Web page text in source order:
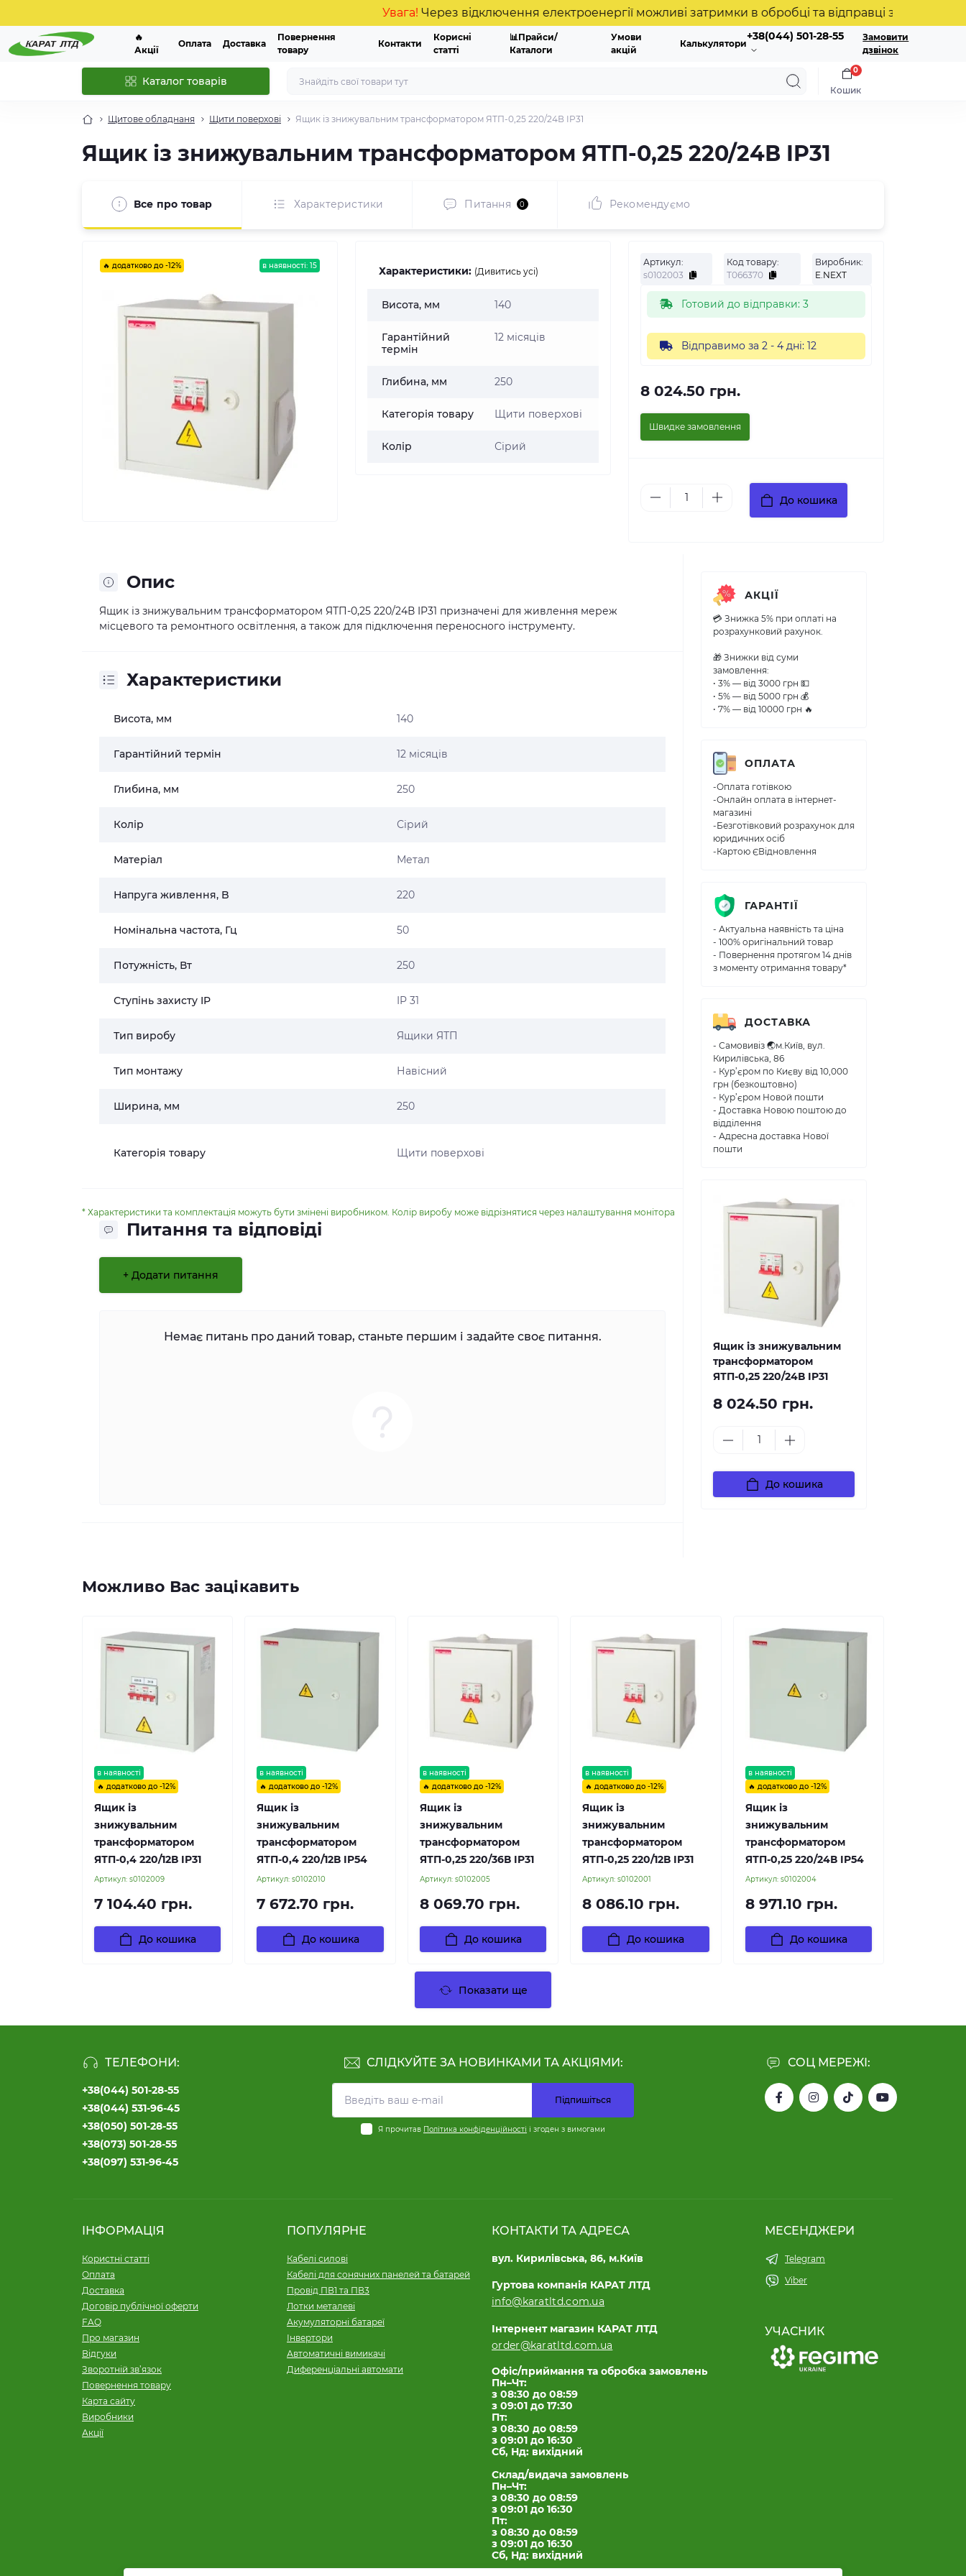
Увага!Через відключення електроенергії можливі затримки в обробці та відправці замовлень.
🔥
Акції
Оплата Доставка
Повернення
товару
Контакти
Корисні
статті
📊Прайси/
Каталоги
Умови
акцій
Калькулятори
+38(044) 501-28-55
Замовити
дзвінок
Каталог товарів
Кошик
0
Щитове обладнаня Щити поверхові Ящик із знижувальним трансформатором ЯТП-0,25 220/24В IP31
Ящик із знижувальним трансформатором ЯТП-0,25 220/24В IP31
Все про товар Характеристики Питання 0 Рекомендуємо
🔥 додатково до -12% в наявності: 15 Характеристики: (Дивитись усі)
Висота, мм 140
Гарантійний
термін
12 місяців
Глибина, мм 250
Категорія товару Щити поверхові
Колір Сірий
Артикул:
s0102003
Код товару:
Т066370
Виробник:
E.NEXT
Готовий до відправки: 3
Відправимо за 2 - 4 дні: 12
8 024.50 грн.
Швидке замовлення
До кошика
Опис
Ящик із знижувальним трансформатором ЯТП-0,25 220/24В IP31 призначені для живлення мереж
місцевого та ремонтного освітлення, а також для підключення переносного інструменту.
Характеристики
Висота, мм 140
Гарантійний термін 12 місяців
Глибина, мм 250
Колір Сірий
Матеріал Метал
Напруга живлення, B 220
Номінальна частота, Гц 50
Потужність, Вт 250
Ступінь захисту IP IP 31
Тип виробу Ящики ЯТП
Тип монтажу Навісний
Ширина, мм 250
Категорія товару Щити поверхові
* Характеристики та комплектація можуть бути змінені виробником. Колір виробу може відрізнятися через налаштування монітора
Питання та відповіді
+ Додати питання
Немає питань про даний товар, станьте першим і задайте своє питання.
АКЦІЇ
💳 Знижка 5% при оплаті на
розрахунковий рахунок.
🎁 Знижки від суми
замовлення:
• 3% — від 3000 грн 💵
• 5% — від 5000 грн 💰
• 7% — від 10000 грн 🔥
ОПЛАТА
-Оплата готівкою
-Онлайн оплата в інтернет-
магазині
-Безготівковий розрахунок для
юридичних осіб
-Картою ЄВідновлення
ГАРАНТІЇ
- Актуальна наявність та ціна
- 100% оригінальний товар
- Повернення протягом 14 днів
з моменту отримання товару*
ДОСТАВКА
- Самовивіз 🌏м.Київ, вул.
Кирилівська, 86
- Кур’єром по Києву від 10,000
грн (безкоштовно)
- Кур’єром Новой пошти
- Доставка Новою поштою до
відділення
- Адресна доставка Нової
пошти
Ящик із знижувальним
трансформатором
ЯТП-0,25 220/24В IP31
8 024.50 грн.
До кошика
Можливо Вас зацікавить
в наявності
🔥 додатково до -12%
Ящик із
знижувальним
трансформатором
ЯТП-0,4 220/12В IP31
Артикул: s0102009
7 104.40 грн.
До кошика
в наявності
🔥 додатково до -12%
Ящик із
знижувальним
трансформатором
ЯТП-0,4 220/12В IP54
Артикул:s0102010
7 672.70 грн.
До кошика
в наявності
🔥 додатково до -12%
Ящик із
знижувальним
трансформатором
ЯТП-0,25 220/36В IP31
Артикул: s0102005
8 069.70 грн.
До кошика
в наявності
🔥 додатково до -12%
Ящик із
знижувальним
трансформатором
ЯТП-0,25 220/12В IP31
Артикул:s0102001
8 086.10 грн.
До кошика
в наявності
🔥 додатково до -12%
Ящик із
знижувальним
трансформатором
ЯТП-0,25 220/24В IP54
Артикул: s0102004
8 971.10 грн.
До кошика
Показати ще
ТЕЛЕФОНИ:
+38(044) 501-28-55
+38(044) 531-96-45
+38(050) 501-28-55
+38(073) 501-28-55
+38(097) 531-96-45
СОЦ МЕРЕЖІ:
СЛІДКУЙТЕ ЗА НОВИНКАМИ ТА АКЦІЯМИ:
Підпишіться
Я прочитав Політика конфіденційності і згоден з вимогами
ІНФОРМАЦІЯ
Користні статті
Оплата
Доставка
Договір публічної оферти
FAQ
Про магазин
Відгуки
Зворотній зв’язок
Повернення товару
Карта сайту
Виробники
Акції
ПОПУЛЯРНЕ
Кабелі силові
Кабелі для сонячних панелей та батарей
Провід ПВ1 та ПВ3
Лотки металеві
Акумуляторні батареї
Інвертори
Автоматичні вимикачі
Диференціальні автомати
КОНТАКТИ ТА АДРЕСА
вул. Кирилівська, 86, м.Київ
Гуртова компанія КАРАТ ЛТД
info@karatltd.com.ua
Інтернент магазин КАРАТ ЛТД
order@karatltd.com.ua
Офіс/приймання та обробка замовлень
Пн–Чт:
з 08:30 до 08:59
з 09:01 до 17:30
Пт:
з 08:30 до 08:59
з 09:01 до 16:30
Сб, Нд: вихідний
Склад/видача замовлень
Пн–Чт:
з 08:30 до 08:59
з 09:01 до 16:30
Пт:
з 08:30 до 08:59
з 09:01 до 16:30
Сб, Нд: вихідний
МЕСЕНДЖЕРИ
Telegram
Viber
УЧАСНИК